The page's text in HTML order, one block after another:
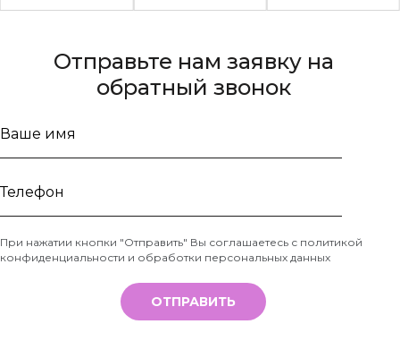
Отправьте нам заявку на
обратный звонок
Ваше
Телефон
*
При нажатии кнопки "Отправить" Вы соглашаетесь с политикой
конфиденциальности и обработки персональных данных
ОТПРАВИТЬ